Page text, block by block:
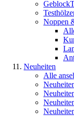
Noppen
Neuheiten
Alle